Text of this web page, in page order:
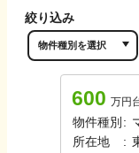
絞り込み
600 万円
物件種別 :
所在地
: